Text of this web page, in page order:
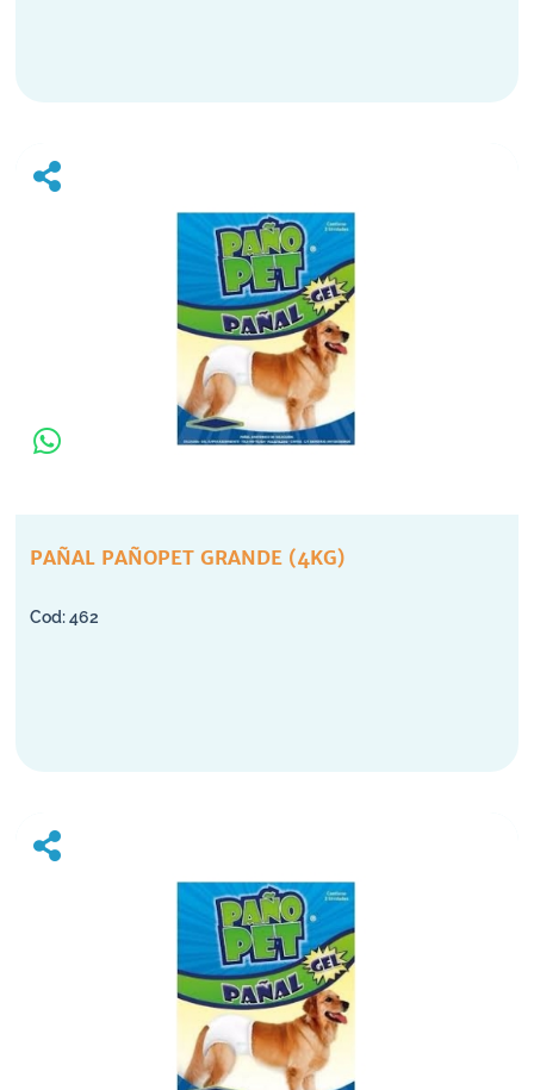
PAÑAL PAÑOPET GRANDE (4KG)
462